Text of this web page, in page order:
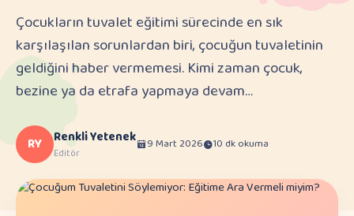
Çocukların tuvalet eğitimi sürecinde en sık
karşılaşılan sorunlardan biri, çocuğun tuvaletinin
geldiğini haber vermemesi. Kimi zaman çocuk,
bezine ya da etrafa yapmaya devam…
RY Renkli Yetenek
Editör
9 Mart 2026 10 dk okuma